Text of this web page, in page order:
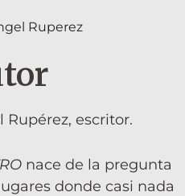
Rupérez, escritor.
nace de la pregunta
donde casi nada